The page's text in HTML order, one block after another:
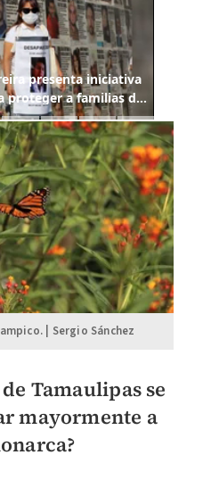
| Sergio Sánchez
Tamaulipas se
mayormente a